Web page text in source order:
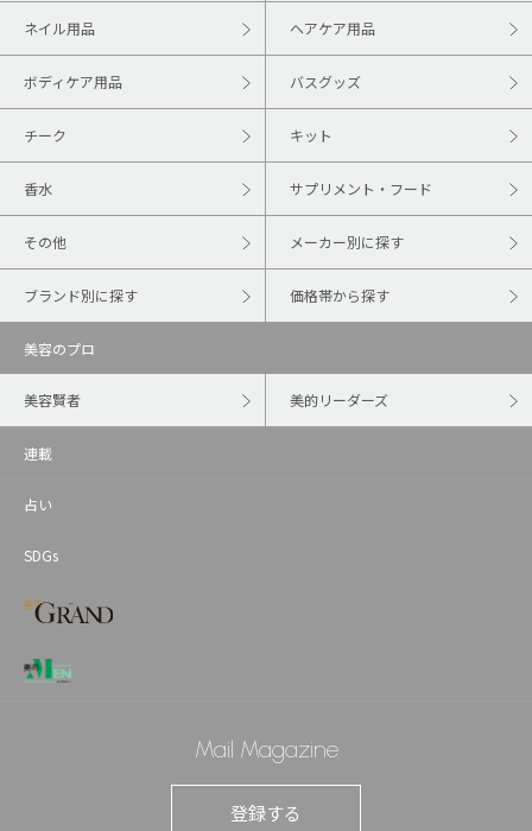
ネイル用品 ヘアケア用品
ボディケア用品 バスグッズ
チーク キット
香水 サプリメント・フード
その他 メーカー別に探す
ブランド別に探す 価格帯から探す
美容のプロ
美容賢者 美的リーダーズ
連載
占い
SDGs
Mail Magazine
登録する